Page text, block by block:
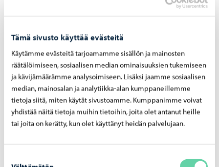
Tämä sivusto käyttää evästeitä
Käytämme evästeitä tarjoamamme sisällön ja mainosten
räätälöimiseen, sosiaalisen median ominaisuuksien tukemiseen
ja kävijämäärämme analysoimiseen. Lisäksi jaamme sosiaalisen
median, mainosalan ja analytiikka-alan kumppaneillemme
tietoja siitä, miten käytät sivustoamme. Kumppanimme voivat
yhdistää näitä tietoja muihin tietoihin, joita olet antanut heille
tai joita on kerätty, kun olet käyttänyt heidän palvelujaan.
Osallisuus ja vaalit-30.04.2026
Nuo­ril­le suun­na­tut ideat muut­tu­vat teoik­si –
kuusi eh­do­tus­ta to­teu­tuu